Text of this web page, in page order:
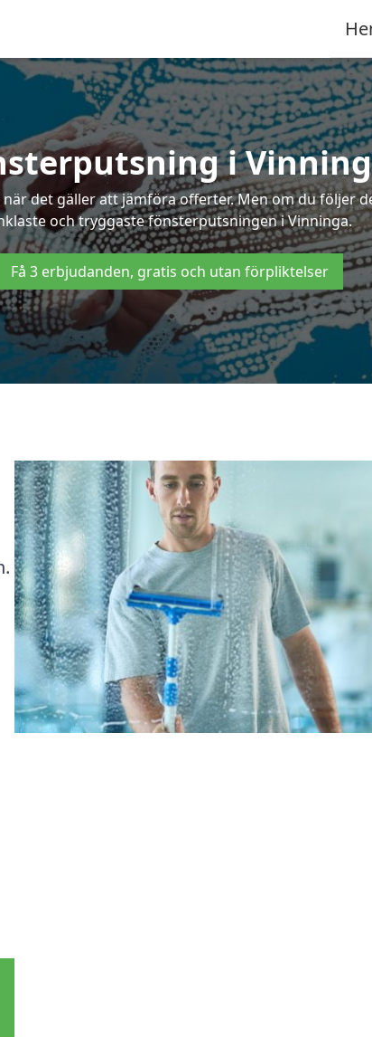
i
det gäller att jämföra offerter. Men om du följer
och tryggaste fönsterputsningen i Vinninga.
Få 3 erbjudanden, gratis och utan förpliktelser